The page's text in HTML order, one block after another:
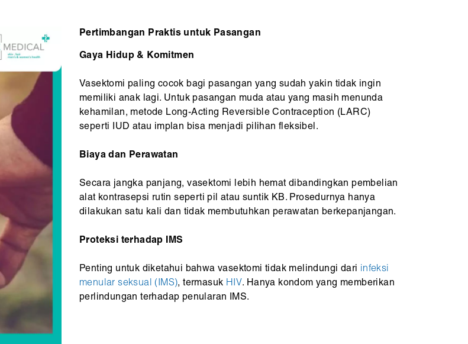
Pertimbangan Praktis untuk Pasangan
Gaya Hidup & Komitmen
Vasektomi paling cocok bagi pasangan yang sudah yakin tidak ingin
memiliki anak lagi. Untuk pasangan muda atau yang masih menunda
kehamilan, metode Long-Acting Reversible Contraception (LARC)
seperti IUD atau implan bisa menjadi pilihan fleksibel.
Biaya dan Perawatan
Secara jangka panjang, vasektomi lebih hemat dibandingkan pembelian
alat kontrasepsi rutin seperti pil atau suntik KB. Prosedurnya hanya
dilakukan satu kali dan tidak membutuhkan perawatan berkepanjangan.
Proteksi terhadap IMS
Penting untuk diketahui bahwa vasektomi tidak melindungi dari infeksi
menular seksual (IMS), termasuk HIV. Hanya kondom yang memberikan
perlindungan terhadap penularan IMS.